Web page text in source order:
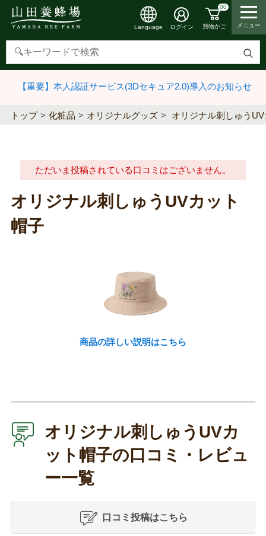
検
す
Language ログイン
00
買物かご メニュー
【重要】本人認証サービス(3Dセキュア2.0)導入のお知らせ
トップ 化粧品 オリジナルグッズ オリジナル刺しゅう
ただいま投稿されている口コミはございません。
オリジナル刺しゅうUVカット
帽子
商品の詳しい説明はこちら
オリジナル刺しゅうUVカ
ット帽子の口コミ・レビュ
ー一覧
口コミ投稿はこちら